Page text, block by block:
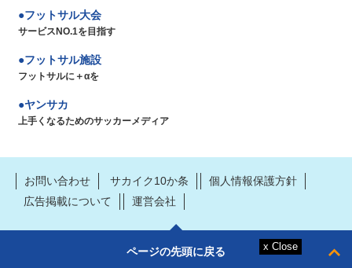
フットサル大会
サービスNO.1を目指す
フットサル施設
フットサルに＋αを
ヤンサカ
上手くなるためのサッカーメディア
お問い合わせ サカイク10か条
個人情報保護方針
広告掲載について
運営会社
ページの先頭に戻る